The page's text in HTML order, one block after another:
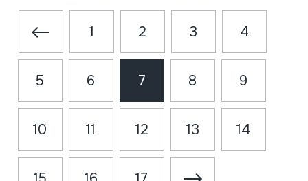
1 2 3 4
5 6 7 8 9
10 11 12 13 14